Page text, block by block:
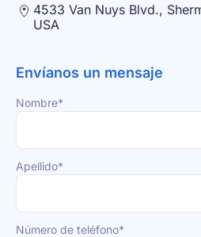
4533 Van Nuys Blvd.,
USA
Envíanos un mensaje
Nombre*
Apellido*
Número de teléfono*